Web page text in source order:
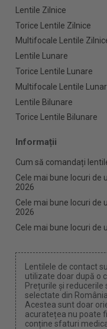
Lentile Zilnice
Torice Lentile Zilnice
Multifocale Lentile
Lentile Lunare
Torice Lentile Lunare
Multifocale Lentile
Lentile Bilunare
Torice Lentile Bilunare
Informații
Cum să comandați
Cele mai bune locuri de
2026
Cele mai bune locuri de
2026
Cele mai bune locuri de
Lentilele de contact
utilizate doar după o
Prețurile și
selectate din
Acestea sunt doar
acuratețea nu poate
conține sfaturi